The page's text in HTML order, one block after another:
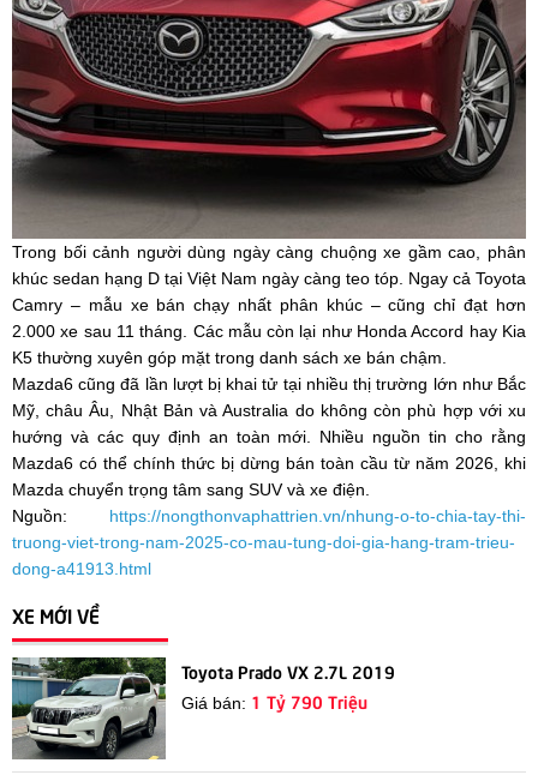
Trong bối cảnh người dùng ngày càng chuộng xe gầm cao, phân
khúc sedan hạng D tại Việt Nam ngày càng teo tóp. Ngay cả Toyota
Camry – mẫu xe bán chạy nhất phân khúc – cũng chỉ đạt hơn
2.000 xe sau 11 tháng. Các mẫu còn lại như Honda Accord hay Kia
K5 thường xuyên góp mặt trong danh sách xe bán chậm.
Mazda6 cũng đã lần lượt bị khai tử tại nhiều thị trường lớn như Bắc
Mỹ, châu Âu, Nhật Bản và Australia do không còn phù hợp với xu
hướng và các quy định an toàn mới. Nhiều nguồn tin cho rằng
Mazda6 có thể chính thức bị dừng bán toàn cầu từ năm 2026, khi
Mazda chuyển trọng tâm sang SUV và xe điện.
Nguồn: https://nongthonvaphattrien.vn/nhung-o-to-chia-tay-thi-
truong-viet-trong-nam-2025-co-mau-tung-doi-gia-hang-tram-trieu-
dong-a41913.html
XE MỚI VỀ
Toyota Prado VX 2.7L 2019
Giá bán: 1 Tỷ 790 Triệu